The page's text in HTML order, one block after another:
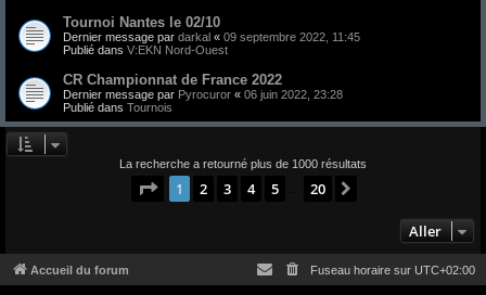
Tournoi Nantes le 02/10
Dernier message par darkal « 09 septembre 2022, 11:45
Publié dans V:EKN Nord-Ouest
CR Championnat de France 2022
Dernier message par Pyrocuror « 06 juin 2022, 23:28
Publié dans Tournois
La recherche a retourné plus de 1000 résultats
Page 1sur20
1 2 3 4 5 20
Aller
Accueil du forum Fuseau horaire sur UTC+02:00